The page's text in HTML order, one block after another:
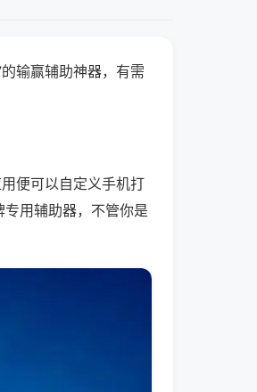
输赢辅助神器，有需
便可以自定义手机打
用辅助器，不管你是